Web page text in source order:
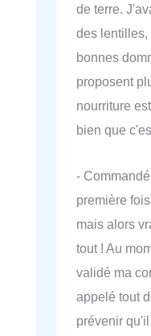
de terre.
des lentilles,
bonnes
proposent
nourriture
bien que
-
première
mais alors
tout ! Au
validé ma
appelé tout
prévenir